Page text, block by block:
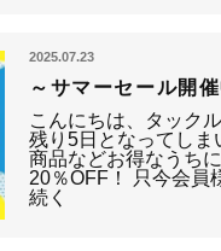
2025.07.23
～サマーセール開
こんにちは、タック
残り5日となってしま
商品などお得なうち
20％OFF！ 只今会員
続く